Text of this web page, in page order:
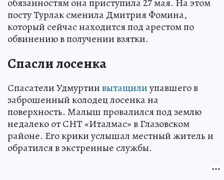
посту Турлак сменила Дмитрия Фомина,
который сейчас находится под арестом по
обвинению в получении взятки.
Спасли лосенка
Спасатели Удмуртиивытащилиупавшего в
заброшенный колодец лосенка на
поверхность. Малыш провалился под землю
недалеко от СНТ «Италмас» в Глазовском
районе. Его крики услышал местный житель и
обратился в экстренные службы.